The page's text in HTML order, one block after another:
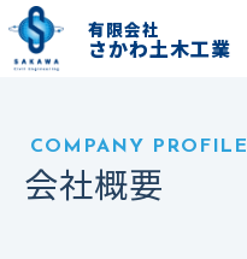
有限会社
さかわ土木工業
COMPANY PROFILE
会社概要